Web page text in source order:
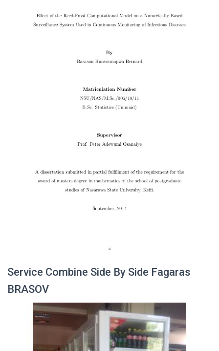
Service Combine Side By Side Fagaras
BRASOV